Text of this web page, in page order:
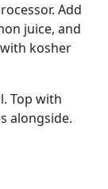
Add
juice, and
kosher
Top with
alongside.